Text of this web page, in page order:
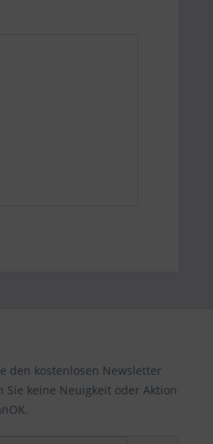
den kostenlosen Newsletter
Sie keine Neuigkeit oder Aktion